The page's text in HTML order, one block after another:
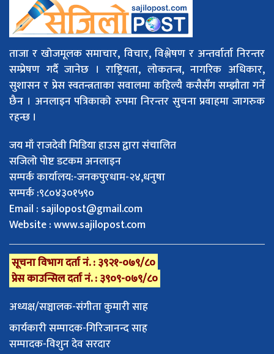
ताजा र खोजमूलक समाचार, विचार, विश्लेषण र अन्तर्वार्ता निरन्तर
सम्प्रेषण गर्दै जानेछ । राष्ट्रियता, लोकतन्त्र, नागरिक अधिकार,
सुशासन र प्रेस स्वतन्त्रताका सवालमा कहिल्यै कसैसँग सम्झौता गर्ने
छैन । अनलाइन पत्रिकाको रुपमा निरन्तर सुचना प्रवाहमा जागरुक
रहन्छ ।
जय माँ राजदेवी मिडिया हाउस द्वारा संचालित
सजिलो पोष्ट डटकम अनलाइन
सम्पर्क कार्यालय:-जनकपुरधाम-२४,धनुषा
सम्पर्क :९८०४३०१५९०
Email : sajilopost@gmail.com
Website : www.sajilopost.com
सूचना विभाग दर्ता नं. : ३९२१-०७९/८०
प्रेस काउन्सिल दर्ता नं. : ३९०९-०७९/८०
अध्यक्ष/सञ्चालक-संगीता कुमारी साह
कार्यकारी सम्पादक-गिरिजानन्द साह
सम्पादक-विशुन देव सरदार